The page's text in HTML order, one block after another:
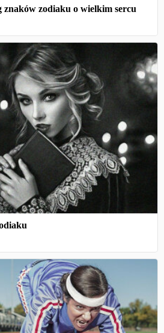
zodiaku o wielkim sercu